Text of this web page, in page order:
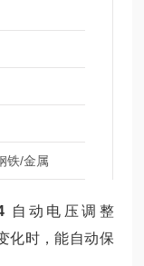
铁/金属
自动电压调整
化时，能自动保